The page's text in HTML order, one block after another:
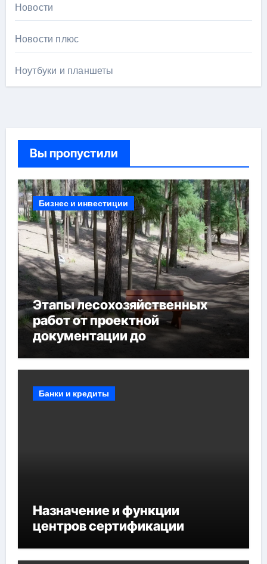
Новости
Новости плюс
Ноутбуки и планшеты
Вы пропустили
Бизнес и инвестиции
Этапы лесохозяйственных
работ от проектной
документации до
мероприятий и обустройства
Банки и кредиты
Назначение и функции
центров сертификации